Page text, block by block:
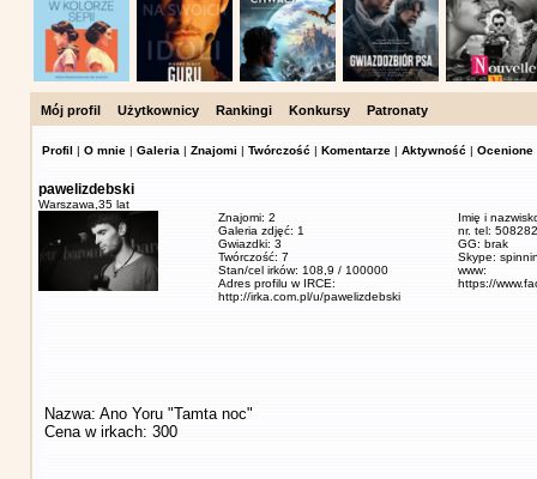
Mój profil Użytkownicy Rankingi Konkursy Patronaty
Profil | O mnie | Galeria | Znajomi | Twórczość | Komentarze | Aktywność | Ocenione
pawelizdebski
Warszawa, 35 lat
Znajomi: 2
Galeria zdjęć: 1
Gwiazdki: 3
Twórczość: 7
Stan/cel irków: 108,9 / 100000
Adres profilu w IRCE:
http://irka.com.pl/u/pawelizdebski
Imię i
nr. tel:
GG: brak
Skype:
www:
https://
Nazwa: Ano Yoru "Tamta noc"
Cena w irkach: 300